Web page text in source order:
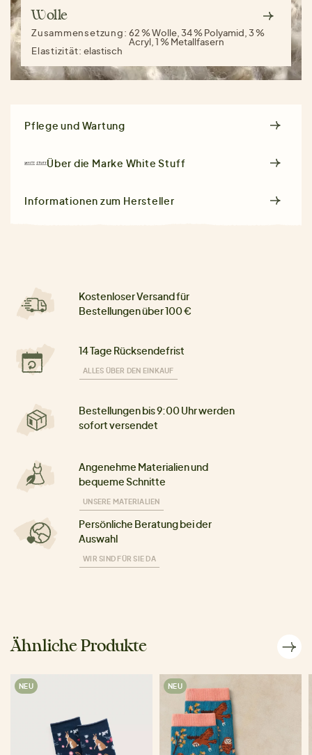
Wolle
Zusammensetzung:62 % Wolle, 34 % Polyamid, 3 %
Acryl, 1 % Metallfasern
Elastizität:elastisch
Pflege und Wartung
Über die Marke White Stuff
Informationen zum Hersteller
Kostenloser Versand für
Bestellungen über 100 €
14 Tage Rücksendefrist
ALLES ÜBER DEN EINKAUF
Bestellungen bis 9:00 Uhr werden
sofort versendet
Angenehme Materialien und
bequeme Schnitte
UNSERE MATERIALIEN
Persönliche Beratung bei der
Auswahl
WIR SIND FÜR SIE DA
Ähnliche Produkte
NEU NEU